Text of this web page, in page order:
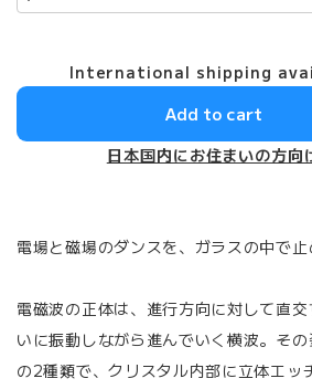
International shipping
Add to cart
日本国内にお住まいの方向
電場と磁場のダンスを、ガラスの中で止
電磁波の正体は、進行方向に対して直
いに振動しながら進んでいく横波。そ
の2種類で、クリスタル内部に立体エッ